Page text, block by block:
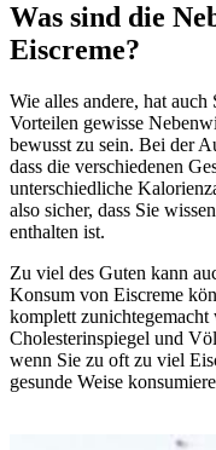
Was sind die
Eiscreme?
Wie alles andere, hat auch
Vorteilen gewisse
bewusst zu sein. Bei der
dass die verschiedenen
unterschiedliche
also sicher, dass Sie
enthalten ist.
Zu viel des Guten kann
Konsum von Eiscreme
komplett
Cholesterinspiegel und
wenn Sie zu oft zu viel
gesunde Weise